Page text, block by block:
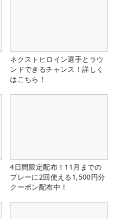
ネクストヒロイン選手とラウ
ンドできるチャンス！詳しく
はこちら！
4日間限定配布！11月までの
プレーに2回使える1,500円分
クーポン配布中！